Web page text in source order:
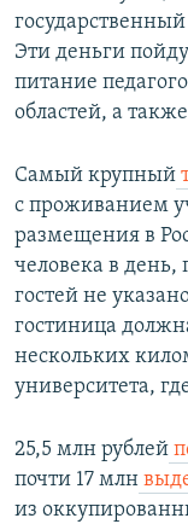
Эти деньги
питание
областей, а
Самый крупный
с проживанием
размещения в
человека в день,
гостей не
гостиница
нескольких
университета,
25,5 млн рублей
почти 17 млн
из